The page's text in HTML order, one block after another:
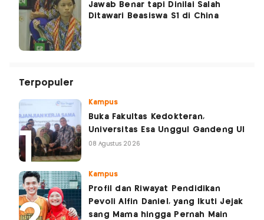
Jawab Benar tapi Dinilai Salah
Ditawari Beasiswa S1 di China
Terpopuler
Kampus
Buka Fakultas Kedokteran,
Universitas Esa Unggul Gandeng UI
08 Agustus 2026
Kampus
Profil dan Riwayat Pendidikan
Pevoli Alfin Daniel, yang Ikuti Jejak
sang Mama hingga Pernah Main